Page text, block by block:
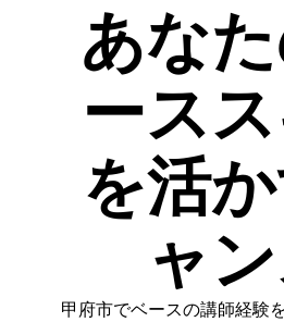
あな
ース
を活
ャ
甲府市でベースの講師経験